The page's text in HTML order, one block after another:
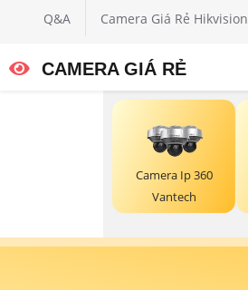
Q&A Camera Giá Rẻ Hikvision
CAMERA GIÁ RẺ
Camera Ip 360
Vantech